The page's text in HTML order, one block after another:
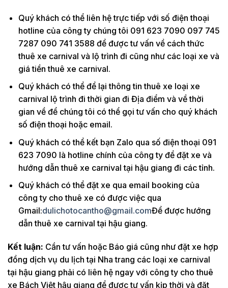
Quý khách có thể liên hệ trực tiếp với số điện thoại
hotline của công ty chúng tôi 091 623 7090 097 745
7287 090 741 3588 để được tư vấn về cách thức
thuê xe carnival và lộ trình đi cũng như các loại xe và
giá tiền thuê xe carnival.
Quý khách có thể để lại thông tin thuê xe loại xe
carnival lộ trình đi thời gian đi Địa điểm và về thời
gian về để chúng tôi có thể gọi tư vấn cho quý khách
số điện thoại hoặc email.
Quý khách có thể kết bạn Zalo qua số điện thoại 091
623 7090 là hotline chính của công ty để đặt xe và
hướng dẫn thuê xe carnival tại hậu giang đi các tỉnh.
Quý khách có thể đặt xe qua email booking của
công ty cho thuê xe có được việc qua
Gmail:dulichotocantho@gmail.comĐể được hướng
dẫn thuê xe carnival tại hậu giang.
Kết luận: Cần tư vấn hoặc Báo giá cũng như đặt xe hợp
đồng dịch vụ du lịch tại Nha trang các loại xe carnival
tại hậu giang phải có liên hệ ngay với công ty cho thuê
xe Bách Việt hậu giang để được tư vấn kịp thời và đặt